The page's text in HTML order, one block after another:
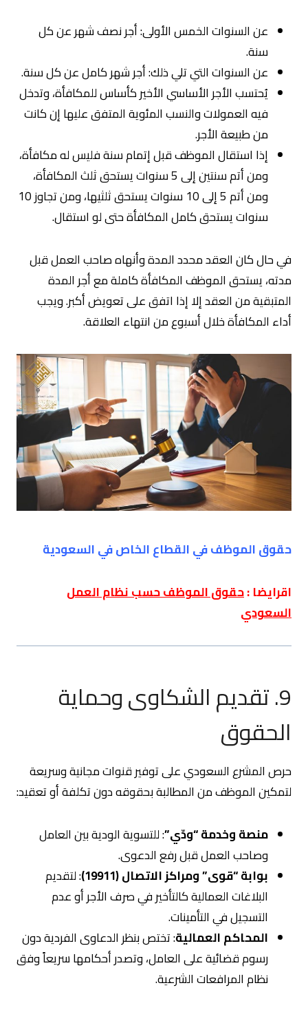
عن السنوات الخمس الأولى: أجر نصف شهر عن كل
سنة.
عن السنوات التي تلي ذلك: أجر شهر كامل عن كل سنة.
يُحتسب الأجر الأساسي الأخير كأساس للمكافأة، وتدخل
فيه العمولات والنسب المئوية المتفق عليها إن كانت
من طبيعة الأجر.
إذا استقال الموظف قبل إتمام سنة فليس له مكافأة،
ومن أتم سنتين إلى 5 سنوات يستحق ثلث المكافأة،
ومن أتم 5 إلى 10 سنوات يستحق ثلثيها، ومن تجاوز 10
سنوات يستحق كامل المكافأة حتى لو استقال.
في حال كان العقد محدد المدة وأنهاه صاحب العمل قبل
مدته، يستحق الموظف المكافأة كاملة مع أجر المدة
المتبقية من العقد إلا إذا اتفق على تعويض أكبر. ويجب
أداء المكافأة خلال أسبوع من انتهاء العلاقة.
حقوق الموظف في القطاع الخاص في السعودية
اقرايضا :حقوق الموظف حسب نظام العمل
السعودي
9. تقديم الشكاوى وحماية
الحقوق
حرص المشرع السعودي على توفير قنوات مجانية وسريعة
لتمكين الموظف من المطالبة بحقوقه دون تكلفة أو تعقيد:
منصة وخدمة “ودّي”: للتسوية الودية بين العامل
وصاحب العمل قبل رفع الدعوى.
بوابة “قوى” ومراكز الاتصال (19911)
: لتقديم
البلاغات العمالية كالتأخير في صرف الأجر أو عدم
التسجيل في التأمينات.
المحاكم العمالية: تختص بنظر الدعاوى الفردية دون
رسوم قضائية على العامل، وتصدر أحكامها سريعاً وفق
نظام المرافعات الشرعية.